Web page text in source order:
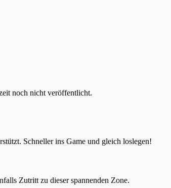
noch nicht veröffentlicht.
Schneller ins Game und gleich loslegen!
Zutritt zu dieser spannenden Zone.